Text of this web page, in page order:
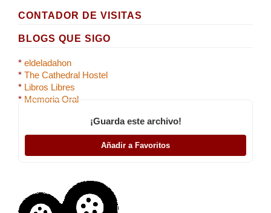
CONTADOR DE VISITAS
BLOGS QUE SIGO
* eldeladahon
* The Cathedral Hostel
* Libros Libres
* Memoria Oral
¡Guarda este archivo!
Añadir a Favoritos